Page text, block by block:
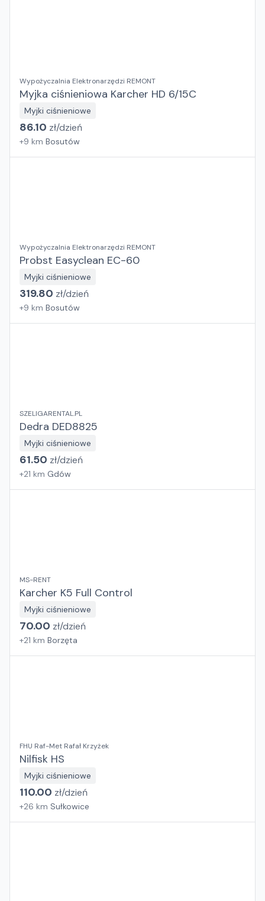
Wypożyczalnia Elektronarzędzi REMONT
Myjka ciśnieniowa Karcher HD 6/15C
Myjki ciśnieniowe
86.10 zł/dzień
+9 km Bosutów
Wypożyczalnia Elektronarzędzi REMONT
Probst Easyclean EC-60
Myjki ciśnieniowe
319.80 zł/dzień
+9 km Bosutów
SZELIGARENTAL.PL
Dedra DED8825
Myjki ciśnieniowe
61.50 zł/dzień
+21 km Gdów
MS-RENT
Karcher K5 Full Control
Myjki ciśnieniowe
70.00 zł/dzień
+21 km Borzęta
FHU Raf-Met Rafał Krzyżek
Nilfisk HS
Myjki ciśnieniowe
110.00 zł/dzień
+26 km Sułkowice